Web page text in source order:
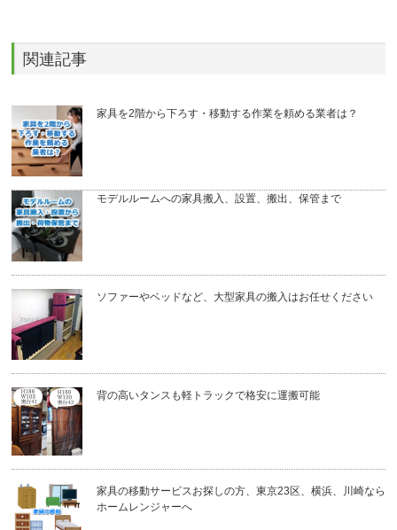
関連記事
家具を2階から下ろす・移動する作業を頼める業者は？
モデルルームへの家具搬入、設置、搬出、保管まで
ソファーやベッドなど、大型家具の搬入はお任せください
背の高いタンスも軽トラックで格安に運搬可能
家具の移動サービスお探しの方、東京23区、横浜、川崎なら
ホームレンジャーへ